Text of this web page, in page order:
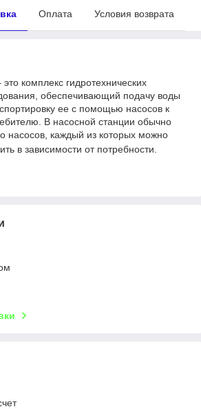
Оплата Условия возврата
это комплекс гидротехнических
обеспечивающий подачу воды
ее с помощью насосов к
В насосной станции обычно
насосов, каждый из которых можно
в зависимости от потребности.